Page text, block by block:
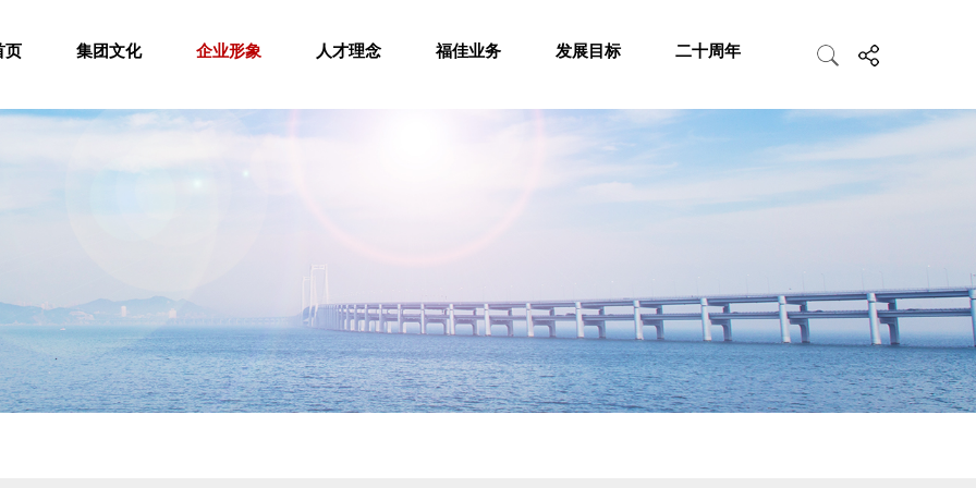
页 集团文化 企业形象 人才理念 福佳业务 发展目标 二十周年